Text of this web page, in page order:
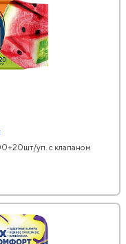
уп. с клапаном